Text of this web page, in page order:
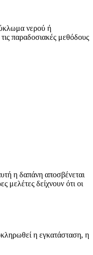
νερού ή
παραδοσιακές μεθόδους
η δαπάνη αποσβένεται
μελέτες δείχνουν ότι οι
η εγκατάσταση, η